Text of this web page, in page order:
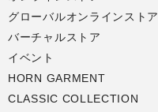
グローバルオンラインストア
バーチャルストア
イベント
HORN GARMENT
CLASSIC COLLECTION